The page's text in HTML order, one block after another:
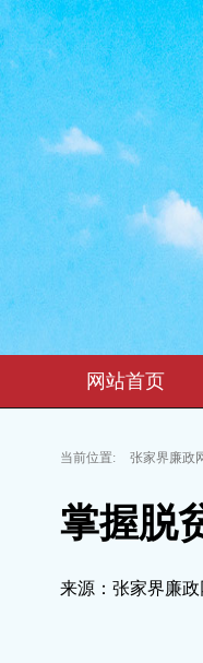
网站首页
当前位置: 张家界廉政
掌握脱
来源：张家界廉政